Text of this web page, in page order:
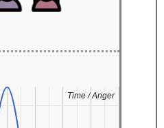
Time / Anger
Time / Anger